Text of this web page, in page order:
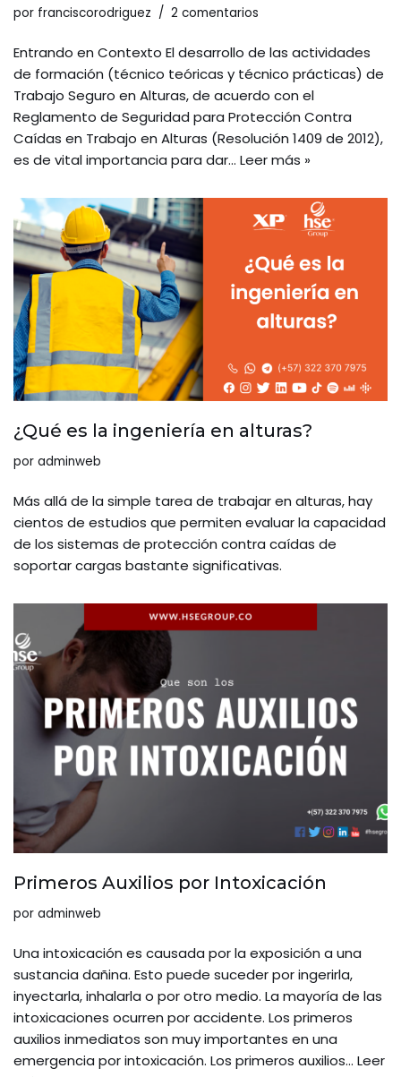
por franciscorodriguez 2 comentarios
Entrando en Contexto El desarrollo de las actividades
de formación (técnico teóricas y técnico prácticas) de
Trabajo Seguro en Alturas, de acuerdo con el
Reglamento de Seguridad para Protección Contra
Caídas en Trabajo en Alturas (Resolución 1409 de 2012),
es de vital importancia para dar… Leer más »
¿Qué es la ingeniería en alturas?
por adminweb
Más allá de la simple tarea de trabajar en alturas, hay
cientos de estudios que permiten evaluar la capacidad
de los sistemas de protección contra caídas de
soportar cargas bastante significativas.
Primeros Auxilios por Intoxicación
por adminweb
Una intoxicación es causada por la exposición a una
sustancia dañina. Esto puede suceder por ingerirla,
inyectarla, inhalarla o por otro medio. La mayoría de las
intoxicaciones ocurren por accidente. Los primeros
auxilios inmediatos son muy importantes en una
emergencia por intoxicación. Los primeros auxilios… Leer